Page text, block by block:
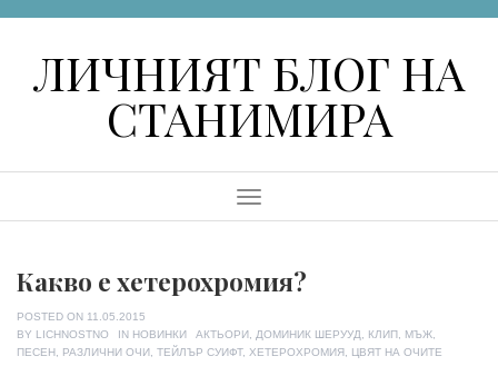
ЛИЧНИЯТ БЛОГ НА
СТАНИМИРА
Menu
Какво е хетерохромия?
POSTED ON 11.05.2015
BY LICHNOSTNO IN НОВИНКИ TAGS
АКТЬОРИ ДОМИНИК ШЕРУУД КЛИП МЪЖ
ПЕСЕН
РАЗЛИЧНИ ОЧИ ТЕЙЛЪР СУИФТ, ХЕТЕРОХРОМИЯ ЦВЯТ НА ОЧИТЕ